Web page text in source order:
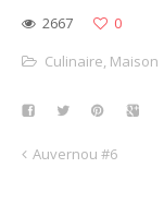
2667
0
Culinaire, Maison
Auvernou #6